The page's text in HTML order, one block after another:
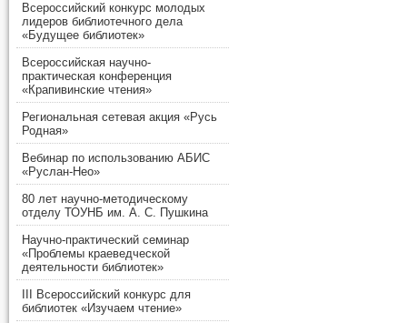
Всероссийский конкурс молодых
лидеров библиотечного дела
«Будущее библиотек»
Всероссийская научно-
практическая конференция
«Крапивинские чтения»
Региональная сетевая акция «Русь
Родная»
Вебинар по использованию АБИС
«Руслан-Нео»
80 лет научно-методическому
отделу ТОУНБ им. А. С. Пушкина
Научно-практический семинар
«Проблемы краеведческой
деятельности библиотек»
III Всероссийский конкурс для
библиотек «Изучаем чтение»